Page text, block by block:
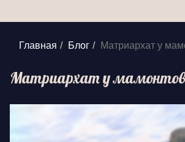
Главная Блог Матриархат у
Матриархат у мамонтов